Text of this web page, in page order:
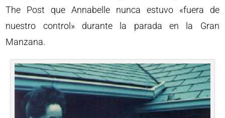
The Post que Annabelle nunca estuvo «fuera de
nuestro control» durante la parada en la Gran
Manzana.